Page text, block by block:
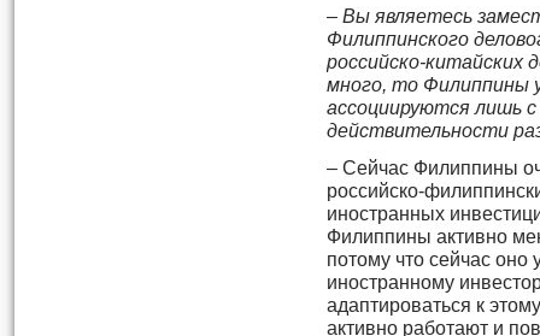
– Вы являетесь
Филиппинского
российско-китайских
много, то Филиппины
ассоциируются лишь
действительности
– Сейчас Филиппины
российско-
иностранных
Филиппины активно
потому что сейчас оно
иностранному
адаптироваться к
активно работают и